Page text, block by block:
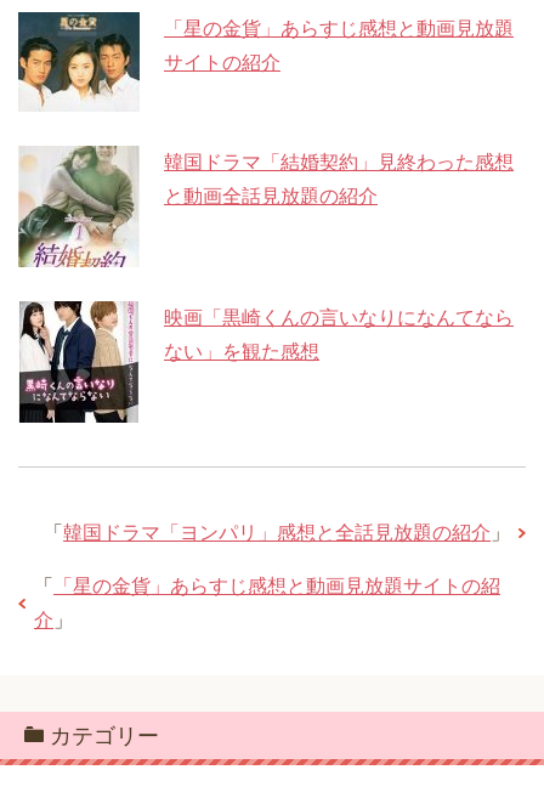
「星の金貨」あらすじ感想と動画見放題
サイトの紹介
韓国ドラマ「結婚契約」見終わった感想
と動画全話見放題の紹介
映画「黒崎くんの言いなりになんてなら
ない」を観た感想
「 韓国ドラマ「ヨンパリ」感想と全話見放題の紹介 」
「
「星の金貨」あらすじ感想と動画見放題サイトの紹
介 」
カテゴリー